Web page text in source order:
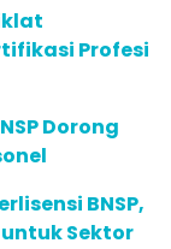
Profesi
Dorong
BNSP,
Sektor